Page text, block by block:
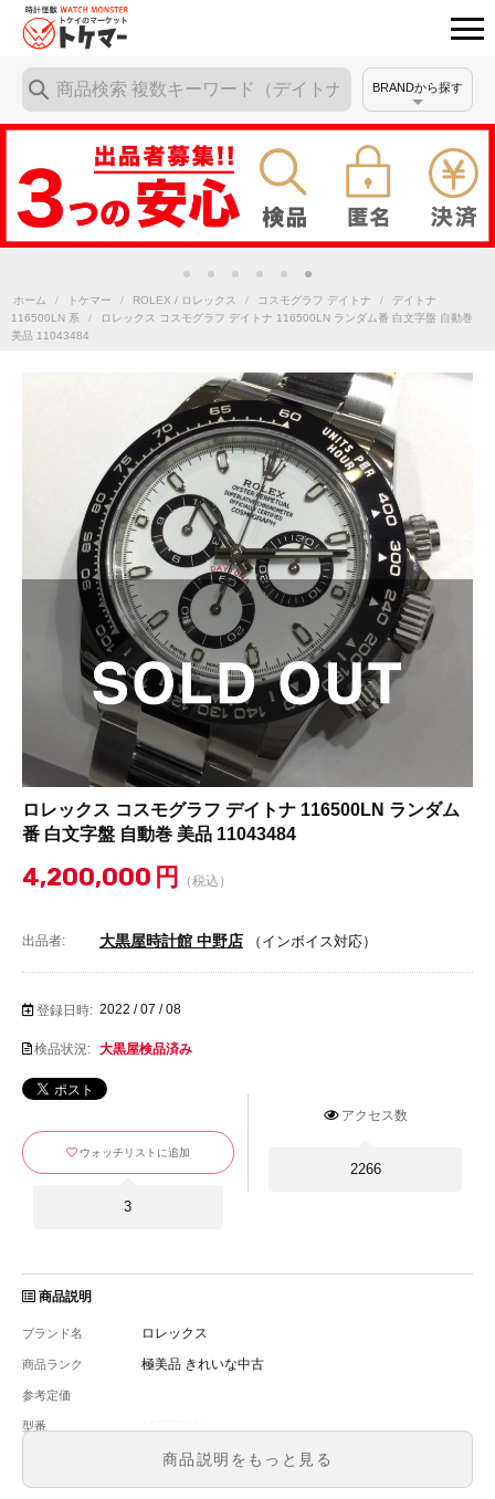
BRANDから探す
ホーム / トケマー / ROLEX / ロレックス / コスモグラフ デイトナ /
デイトナ
116500LN 系
/
ロレックス コスモグラフ デイトナ 116500LN ランダム番 白文字盤 自動巻
美品 11043484
ロレックス コスモグラフ デイトナ 116500LN ランダム
番 白文字盤 自動巻 美品 11043484
4,200,000 円 （税込）
出品者: 大黒屋時計館 中野店 （インボイス対応）
登録日時: 2022 / 07 / 08
検品状況: 大黒屋検品済み
アクセス数
2266
ウォッチリストに追加
3
商品説明
ブランド名 ロレックス
商品ランク 極美品 きれいな中古
参考定価
型番
メンズ
文字盤 白文字盤
商品説明をもっと見る